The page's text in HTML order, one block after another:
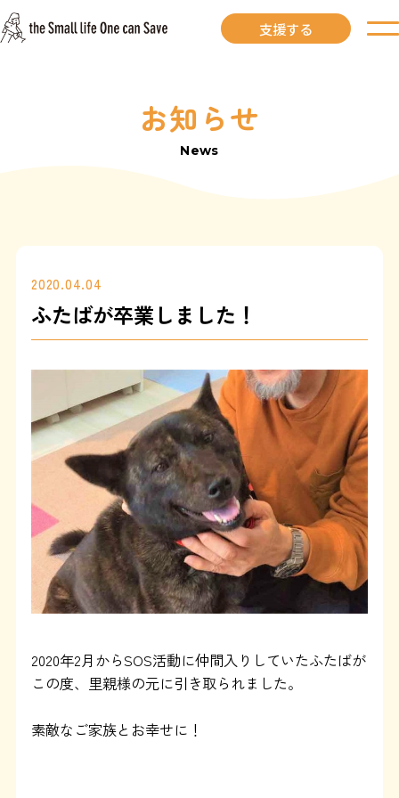
お知らせ
里親が見つかりました
よくある質問
SHOP
ブログ
協賛企業について
支援する
お知らせ
News
2020.04.04
ふたばが卒業しました！
2020年2月からSOS活動に仲間入りしていたふたばが
この度、里親様の元に引き取られました。
素敵なご家族とお幸せに！